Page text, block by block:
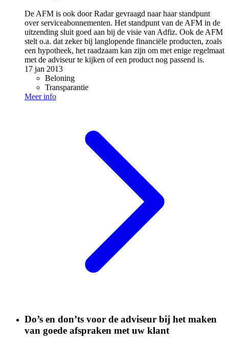
De AFM is ook door Radar gevraagd naar haar standpunt
over serviceabonnementen. Het standpunt van de AFM in de
uitzending sluit goed aan bij de visie van Adfiz. Ook de AFM
stelt o.a. dat zeker bij langlopende financiële producten, zoals
een hypotheek, het raadzaam kan zijn om met enige regelmaat
met de adviseur te kijken of een product nog passend is.
17 jan 2013
Beloning
Transparantie
Meer info
Do’s en don’ts voor de adviseur bij het maken
van goede afspraken met uw klant